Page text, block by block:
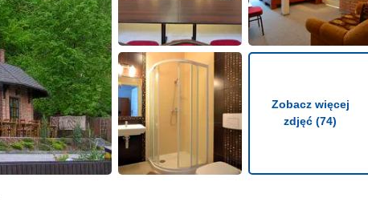
Zobacz więcej
zdjęć (74)